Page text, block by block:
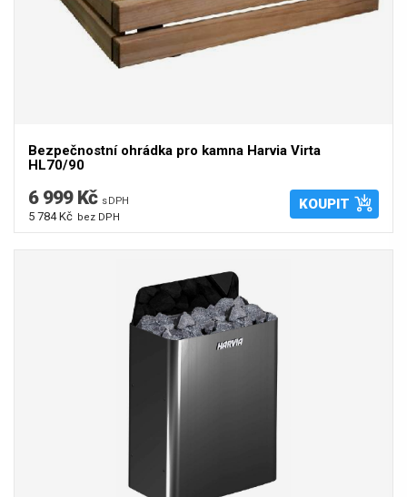
Bezpečnostní ohrádka pro kamna Harvia Virta
HL70/90
6 999 Kč s DPH
5 784 Kč bez DPH
KOUPIT